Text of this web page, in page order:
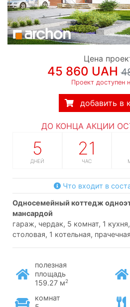
Цена
45 860 UAH
Проект доступен
добавить в
ДО КОНЦА АКЦИИ
5
ДНЕЙ
21
ЧАС
Что входит в
односемейный коттедж одноэтажный с жилой
мансардой
гараж, чердак, 5 комнат, 1
столовая, 1 котельная,
полезная
площадь
159.27 м2
комнат